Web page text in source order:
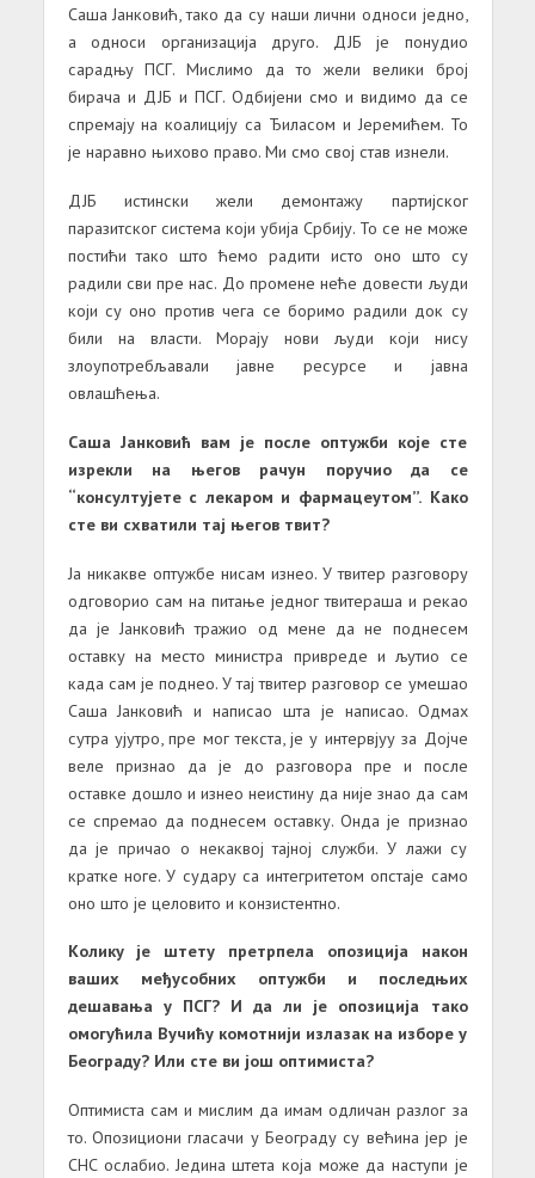
Саша Јанковић, тако да су наши лични односи једно,
а односи организација друго. ДЈБ је понудио
сарадњу ПСГ. Мислимо да то жели велики број
бирача и ДЈБ и ПСГ. Одбијени смо и видимо да се
спремају на коалицију са Ђиласом и Јеремићем. То
је наравно њихово право. Ми смо свој став изнели.
ДЈБ истински жели демонтажу партијског
паразитског система који убија Србију. То се не може
постићи тако што ћемо радити исто оно што су
радили сви пре нас. До промене неће довести људи
који су оно против чега се боримо радили док су
били на власти. Морају нови људи који нису
злоупотребљавали јавне ресурсе и јавна
овлашћења.
Саша Јанковић вам је после оптужби које сте
изрекли на његов рачун поручио да се
“консултујете с лекаром и фармацеутом”. Како
сте ви схватили тај његов твит?
Ја никакве оптужбе нисам изнео. У твитер разговору
одговорио сам на питање једног твитераша и рекао
да је Јанковић тражио од мене да не поднесем
оставку на место министра привреде и љутио се
када сам је поднео. У тај твитер разговор се умешао
Саша Јанковић и написао шта је написао. Одмах
сутра ујутро, пре мог текста, је у интервјуу за Дојче
веле признао да је до разговора пре и после
оставке дошло и изнео неистину да није знао да сам
се спремао да поднесем оставку. Онда је признао
да је причао о некаквој тајној служби. У лажи су
кратке ноге. У судару са интегритетом опстаје само
оно што је целовито и конзистентно.
Колику је штету претрпела опозиција након
ваших међусобних оптужби и последњих
дешавања у ПСГ? И да ли је опозиција тако
омогућила Вучићу комотнији излазак на изборе у
Београду? Или сте ви још оптимиста?
Оптимиста сам и мислим да имам одличан разлог за
то. Опозициони гласачи у Београду су већина јер је
СНС ослабио. Једина штета која може да наступи је